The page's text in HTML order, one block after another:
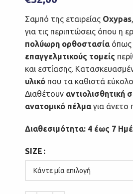
Σαμπό της εταιρείας Oxypas
για τις περιπτώσεις όπου η
πολύωρη ορθοστασίαόπως
επαγγελμτικούς τομείς
και εστίασης.
υλικό που τα καθιστά
Διαθέτουν αντιολισθητική
ανατομικό πέλμαγια άνετο
Διαθεσιμότητα: 4 έως 7
SIZE